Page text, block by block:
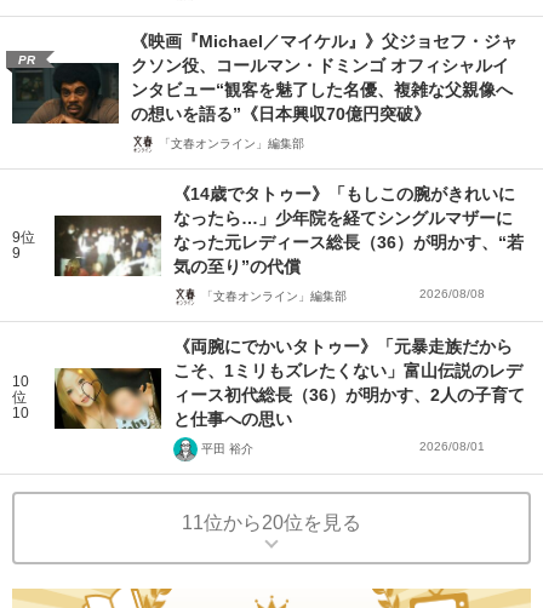
PR
《映画『Michael／マイケル』》父ジョセフ・ジャ
クソン役、コールマン・ドミンゴ オフィシャルイ
ンタビュー“観客を魅了した名優、複雑な父親像へ
の想いを語る”《日本興収70億円突破》
「文春オンライン」編集部
9位
9
《14歳でタトゥー》「もしこの腕がきれいに
なったら…」少年院を経てシングルマザーに
なった元レディース総長（36）が明かす、“若
気の至り”の代償
「文春オンライン」編集部 2026/08/08
10
位
10
《両腕にでかいタトゥー》「元暴走族だから
こそ、1ミリもズレたくない」富山伝説のレデ
ィース初代総長（36）が明かす、2人の子育て
と仕事への思い
平田 裕介 2026/08/01
11位から20位を見る